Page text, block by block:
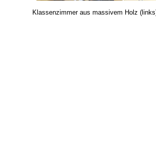
Klassenzimmer aus massivem Holz